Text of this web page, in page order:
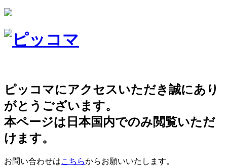
ピッコマにアクセスいただき誠にあり
がとうございます。
本ページは日本国内でのみ閲覧いただ
けます。
お問い合わせはこちらからお願いいたします。